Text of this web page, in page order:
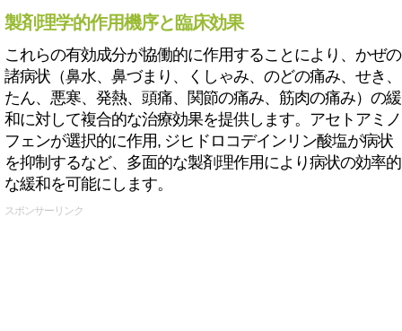
製剤理学的作用機序と臨床効果
これらの有効成分が協働的に作用することにより、かぜの
諸病状（鼻水、鼻づまり、くしゃみ、のどの痛み、せき、
たん、悪寒、発熱、頭痛、関節の痛み、筋肉の痛み）の緩
和に対して複合的な治療効果を提供します。アセトアミノ
フェンが選択的に作用, ジヒドロコデインリン酸塩が病状
を抑制するなど、多面的な製剤理作用により病状の効率的
な緩和を可能にします。
スポンサーリンク